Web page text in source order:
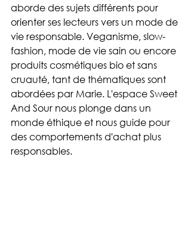
aborde des sujets différents pour
orienter ses lecteurs vers un mode de
vie responsable. Veganisme, slow-
fashion, mode de vie sain ou encore
produits cosmétiques bio et sans
cruauté, tant de thématiques sont
abordées par Marie. L'espace Sweet
And Sour nous plonge dans un
monde éthique et nous guide pour
des comportements d'achat plus
responsables.